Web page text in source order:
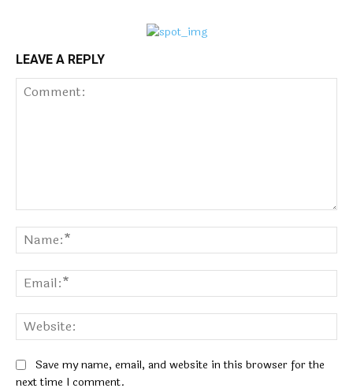
LEAVE A REPLY
Save my name, email, and website in this browser for the
next time I comment.